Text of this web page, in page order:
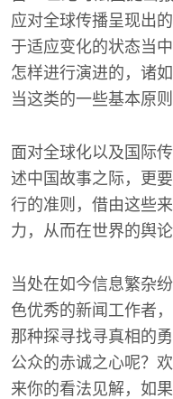
应对全球传播呈现出
于适应变化的状态当
怎样进行演进的，诸
当这类的一些基本原
面对全球化以及国际
述中国故事之际，更
行的准则，借由这些
力，从而在世界的舆
当处在如今信息繁杂
色优秀的新闻工作者
那种探寻找寻真相的
公众的赤诚之心呢？
来你的看法见解，如